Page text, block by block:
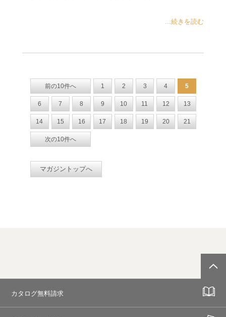
...続きを読む
前の10件へ 1 2 3 4 5
6 7 8 9 10 11 12 13
14 15 16 17 18 19 20 21
次の10件へ
マガジントップへ
カタログ無料請求